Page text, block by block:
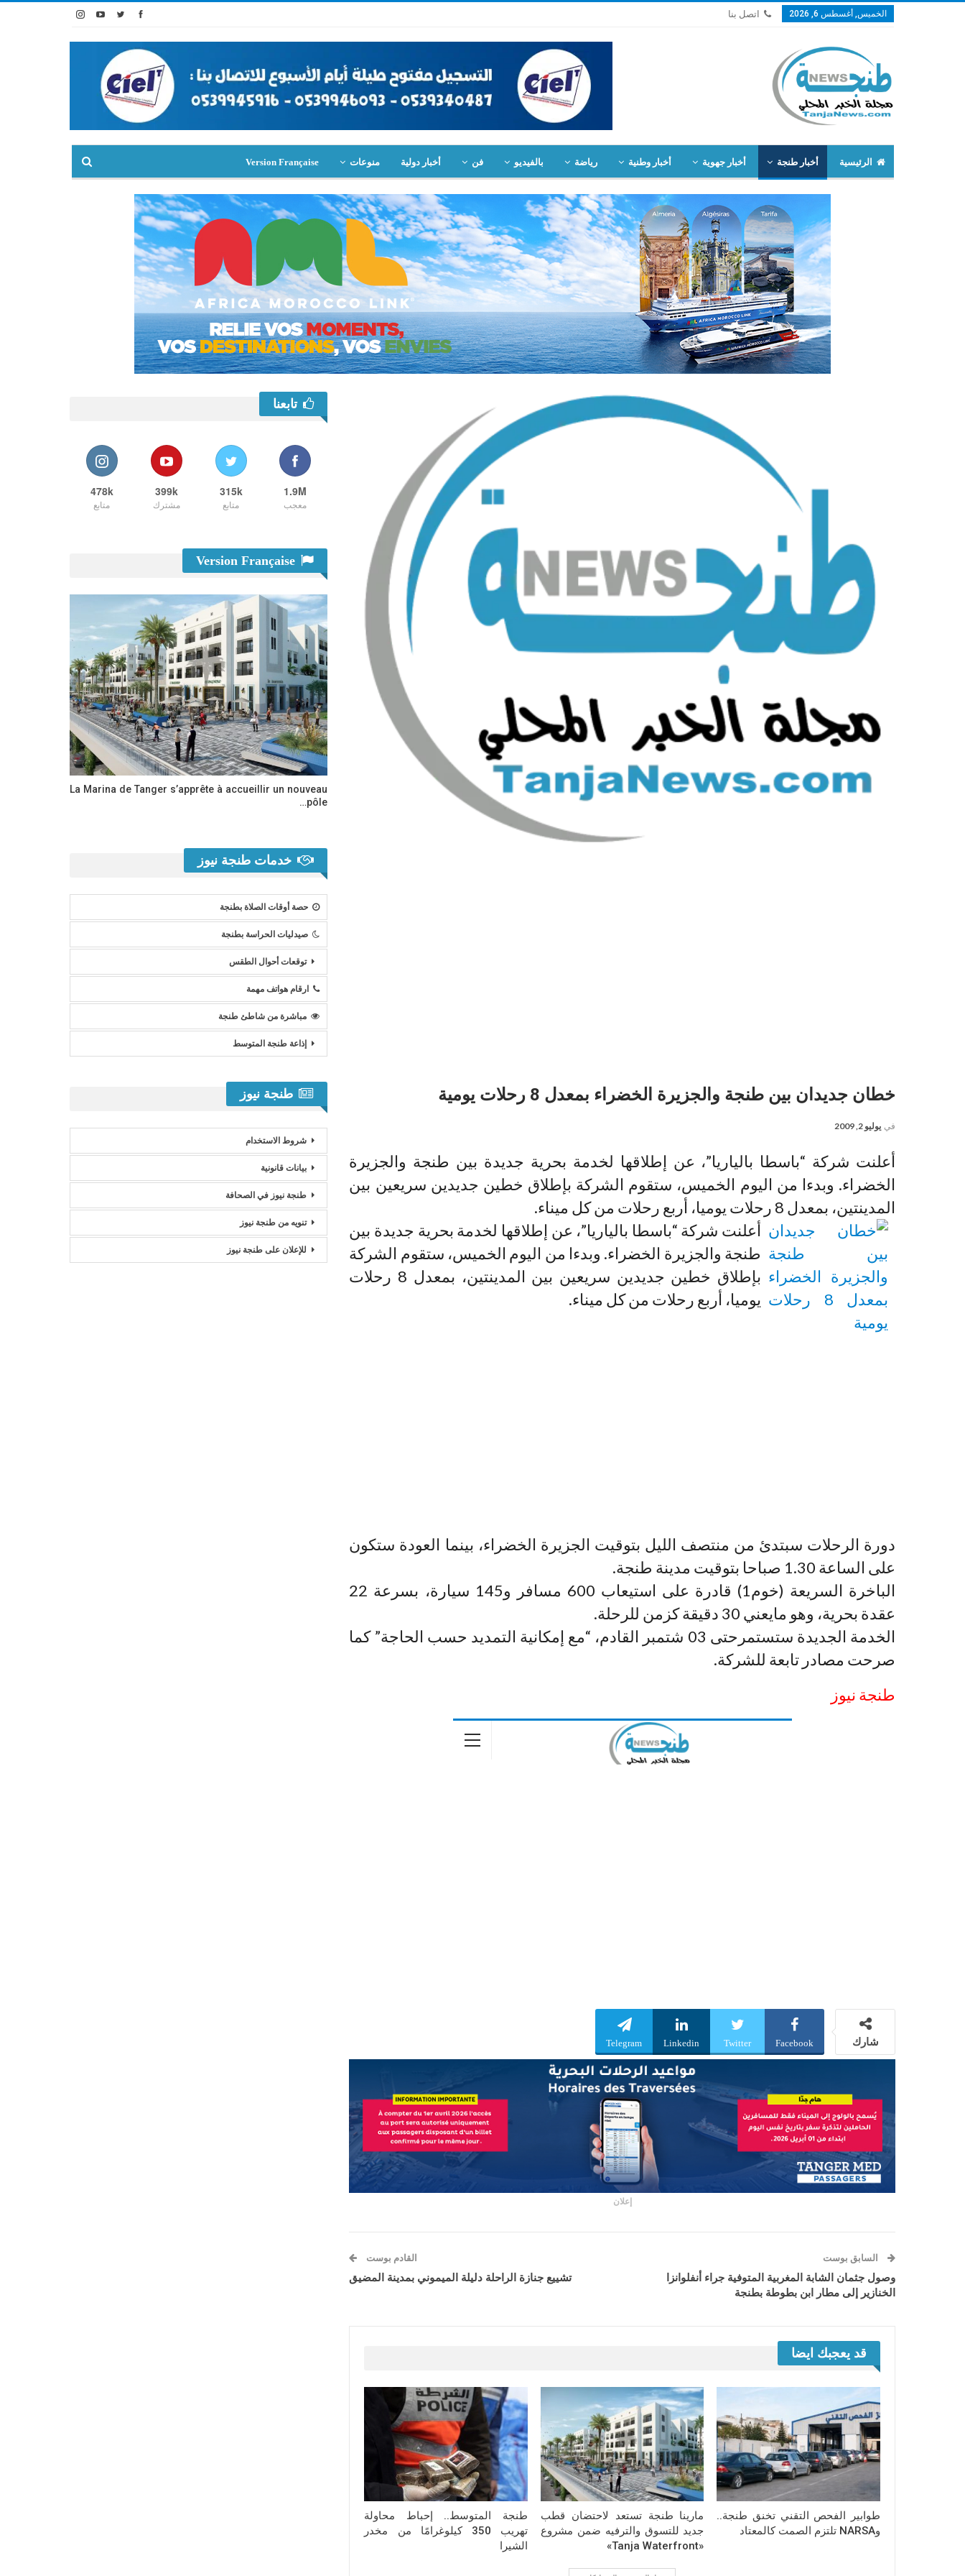
الخميس, أغسطس 6, 2026 اتصل بنا
الرئيسية أخبار طنجة أخبار جهوية أخبار وطنية رياضة بالفيديو فن أخبار دولية منوعات Version Française
خطان جديدان بين طنجة والجزيرة الخضراء بمعدل 8 رحلات يومية
في يوليو 2, 2009
أعلنت شركة “باسطا بالياريا”، عن إطلاقها لخدمة بحرية جديدة بين طنجة والجزيرة
الخضراء. وبدءا من اليوم الخميس، ستقوم الشركة بإطلاق خطين جديدين سريعين بين
المدينتين، بمعدل 8 رحلات يوميا، أربع رحلات من كل ميناء.
أعلنت شركة “باسطا بالياريا”، عن إطلاقها لخدمة بحرية جديدة بين
طنجة والجزيرة الخضراء. وبدءا من اليوم الخميس، ستقوم الشركة
بإطلاق خطين جديدين سريعين بين المدينتين، بمعدل 8 رحلات
يوميا، أربع رحلات من كل ميناء.
دورة الرحلات سبتدئ من منتصف الليل بتوقيت الجزيرة الخضراء، بينما العودة ستكون
على الساعة 1.30 صباحا بتوقيت مدينة طنجة.
الباخرة السريعة (خوم1) قادرة على استيعاب 600 مسافر و145 سيارة، بسرعة 22
عقدة بحرية، وهو مايعني 30 دقيقة كزمن للرحلة.
الخدمة الجديدة ستستمرحتى 03 شتمبر القادم، “مع إمكانية التمديد حسب الحاجة” كما
صرحت مصادر تابعة للشركة.
طنجة نيوز
شارك Facebook
Twitter
Linkedin
Telegram
إعلان
السابق بوست
وصول جثمان الشابة المغربية المتوفية جراء أنفلوانزا
الخنازير إلى مطار ابن بطوطة بطنجة
القادم بوست
تشييع جنازة الراحلة دليلة الميموني بمدينة المضيق
قد يعجبك ايضا
طوابير الفحص التقني تخنق طنجة..
وNARSA تلتزم الصمت كالمعتاد
مارينا طنجة تستعد لاحتضان قطب
جديد للتسوق والترفيه ضمن مشروع
«Tanja Waterfront»
طنجة المتوسط.. إحباط محاولة
تهريب 350 كيلوغرامًا من مخدر
الشيرا
تابعنا
1.9M
معجب
315k
متابع
399k
مشترك
478k
متابع
La Marina de Tanger s’apprête à accueillir un nouveau
pôle…
خدمات طنجة نيوز
حصة أوقات الصلاة بطنجة
صيدليات الحراسة بطنجة
توقعات أحوال الطقس
ارقام هواتف مهمة
مباشرة من شاطئ طنجة
إذاعة طنجة المتوسط
طنجة نيوز
شروط الاستخدام
بيانات قانونية
طنجة نيوز في الصحافة
تنويه من طنجة نيوز
للإعلان على طنجة نيوز